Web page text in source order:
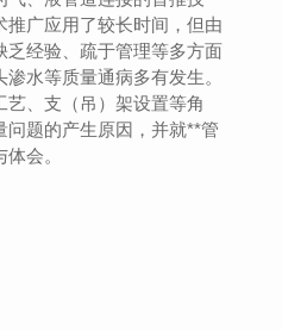
广应用了较长时间，但由
乏经验、疏于管理等多方面
水等质量通病多有发生。
、支（吊）架设置等角
问题的产生原因，并就**管
会。